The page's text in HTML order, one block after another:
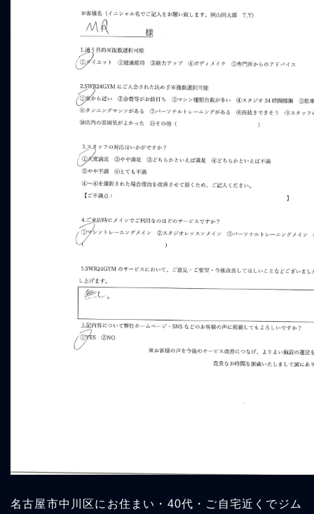
名古屋市中川区にお住まい・40代・ご自宅近くでジム